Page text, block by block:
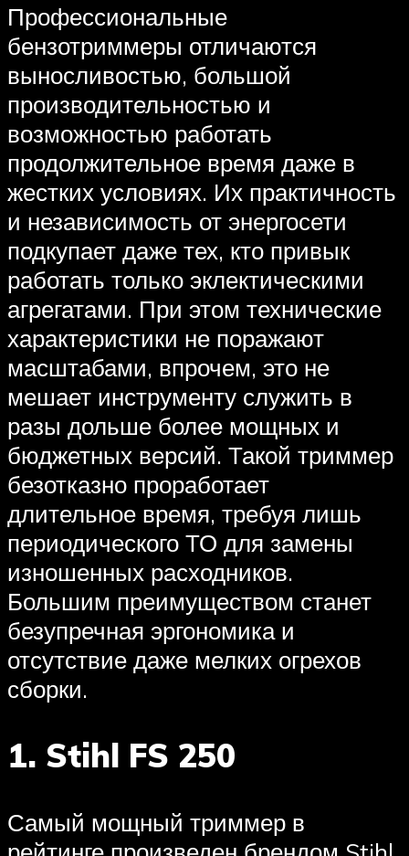
Профессиональные
бензотриммеры отличаются
выносливостью, большой
производительностью и
возможностью работать
продолжительное время даже в
жестких условиях. Их практичность
и независимость от энергосети
подкупает даже тех, кто привык
работать только эклектическими
агрегатами. При этом технические
характеристики не поражают
масштабами, впрочем, это не
мешает инструменту служить в
разы дольше более мощных и
бюджетных версий. Такой триммер
безотказно проработает
длительное время, требуя лишь
периодического ТО для замены
изношенных расходников.
Большим преимуществом станет
безупречная эргономика и
отсутствие даже мелких огрехов
сборки.
1. Stihl FS 250
Самый мощный триммер в